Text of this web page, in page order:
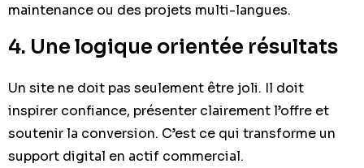
maintenance ou des projets multi-langues.
4. Une logique orientée résultats
Un site ne doit pas seulement être joli. Il doit
inspirer confiance, présenter clairement l’offre et
soutenir la conversion. C’est ce qui transforme un
support digital en actif commercial.